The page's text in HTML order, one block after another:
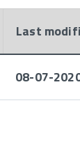
Last
08-07-